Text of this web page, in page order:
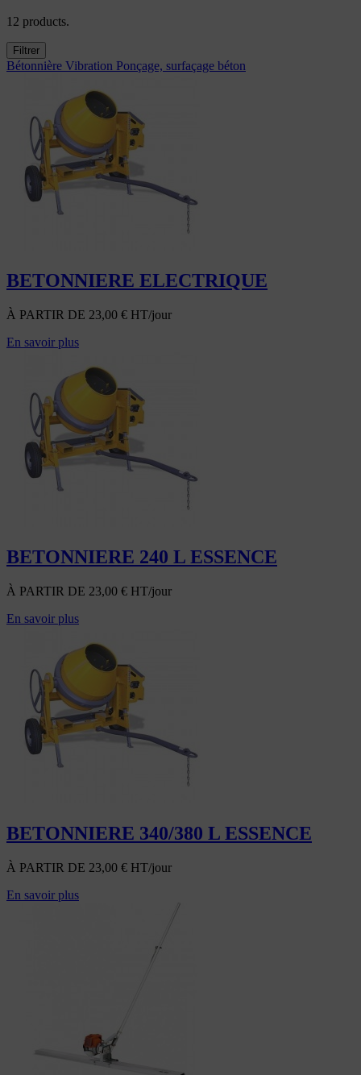
12 products.
Filtrer
Bétonnière Vibration Ponçage, surfaçage béton
BETONNIERE ELECTRIQUE
À PARTIR DE 23,00 € HT/jour
En savoir plus
BETONNIERE 240 L ESSENCE
À PARTIR DE 23,00 € HT/jour
En savoir plus
BETONNIERE 340/380 L ESSENCE
À PARTIR DE 23,00 € HT/jour
En savoir plus